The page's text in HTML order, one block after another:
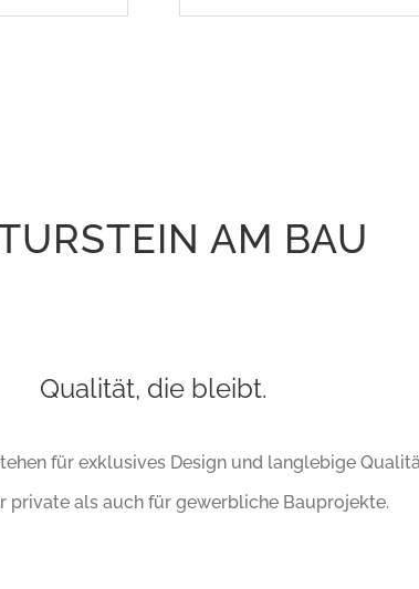
AM BAU
Qualität, die bleibt.
für exklusives Design und langlebige
private als auch für gewerbliche Bauprojekte.